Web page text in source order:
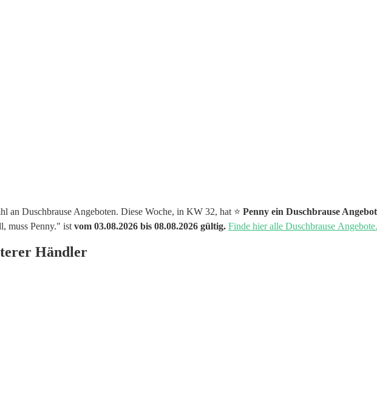
an Duschbrause Angeboten. Diese Woche, in KW 32, hat ⭐️ Penny ein Duschbrause
muss Penny." ist vom 03.08.2026 bis 08.08.2026 gültig. Finde hier alle Duschbrause Angebote.
Händler